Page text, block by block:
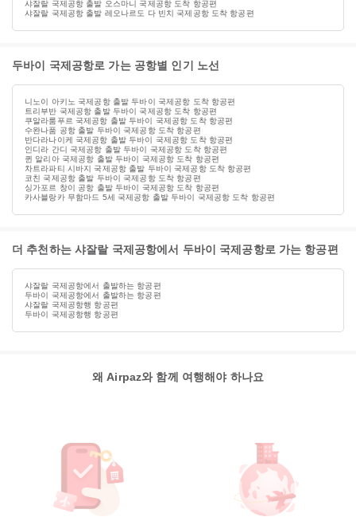
샤잘랄 국제공항 출발 오스마니 국제공항 도착 항공편
샤잘랄 국제공항 출발 레오나르도 다 빈치 국제공항 도착 항공편
두바이 국제공항로 가는 공항별 인기 노선
니노이 아키노 국제공항 출발 두바이 국제공항 도착 항공편
트리부반 국제공항 출발 두바이 국제공항 도착 항공편
쿠알라룸푸르 국제공항 출발 두바이 국제공항 도착 항공편
수완나품 공항 출발 두바이 국제공항 도착 항공편
반다라나이케 국제공항 출발 두바이 국제공항 도착 항공편
인디라 간디 국제공항 출발 두바이 국제공항 도착 항공편
퀸 알리아 국제공항 출발 두바이 국제공항 도착 항공편
차트라파티 시바지 국제공항 출발 두바이 국제공항 도착 항공편
코친 국제공항 출발 두바이 국제공항 도착 항공편
싱가포르 창이 공항 출발 두바이 국제공항 도착 항공편
카사블랑카 무함마드 5세 국제공항 출발 두바이 국제공항 도착 항공편
더 추천하는 샤잘랄 국제공항에서 두바이 국제공항로 가는 항공편
샤잘랄 국제공항에서 출발하는 항공편
두바이 국제공항에서 출발하는 항공편
샤잘랄 국제공항행 항공편
두바이 국제공항행 항공편
왜 Airpaz와 함께 여행해야 하나요